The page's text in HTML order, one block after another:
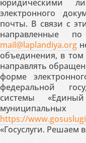
юридическими
электронного
почты. В связи с
направленные
mail@laplandiya.org
объединения, в
направлять
форме
федеральной
системы
https://
«Госуслуги. Решаем